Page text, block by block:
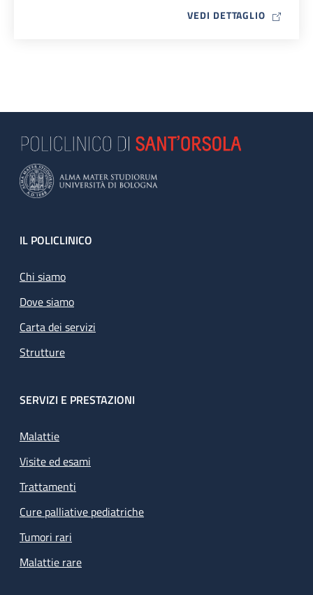
VEDI DETTAGLIO MAP ICON
Footer
IL POLICLINICO
Chi siamo
Dove siamo
Carta dei servizi
Strutture
SERVIZI E PRESTAZIONI
Malattie
Visite ed esami
Trattamenti
Cure palliative pediatriche
Tumori rari
Malattie rare